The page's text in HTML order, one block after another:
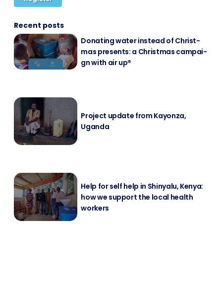
Recent posts
Do­na­ting wa­ter in­s­tead of Christ­
mas pres­ents: a Christ­mas cam­pai­
gn with air up®
Pro­ject up­date from Kayon­za,
Ugan­da
Help for self help in Shin­ya­lu, Ke­nya:
how we sup­port the lo­cal health
workers